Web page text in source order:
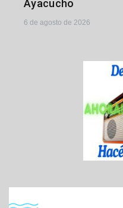
Ayacucho
6 de agosto de 2026